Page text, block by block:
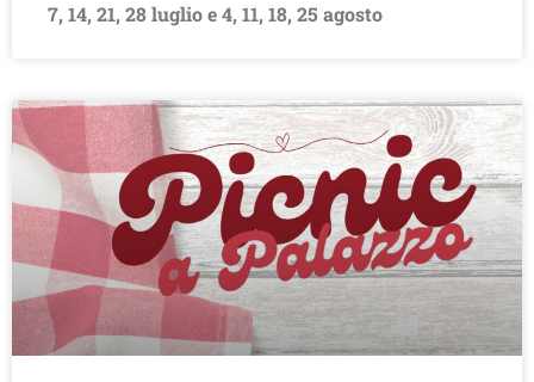
7, 14, 21, 28 luglio e 4, 11, 18, 25 agosto